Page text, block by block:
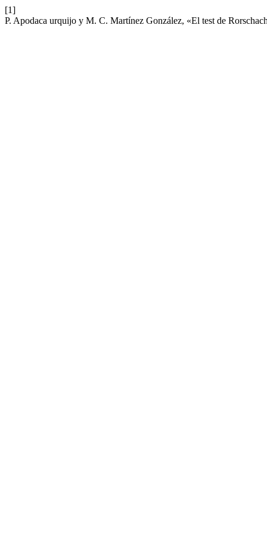
[1]
P. Apodaca urquijo y M. C. Martínez González, «El test de